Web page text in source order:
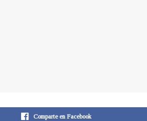
Comparte en Facebook